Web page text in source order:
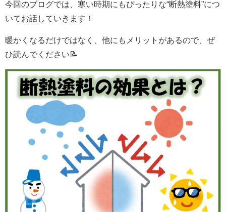
今回のブログでは、寒い時期にもぴったりな“断熱塗料”につ
いてお話していきます！
暖かくなるだけではなく、他にもメリットがあるので、ぜ
ひ読んでください📝